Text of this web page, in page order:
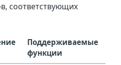
соответствующих
Поддерживаемые
функции